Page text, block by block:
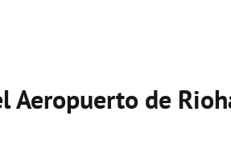
Aeropuerto de